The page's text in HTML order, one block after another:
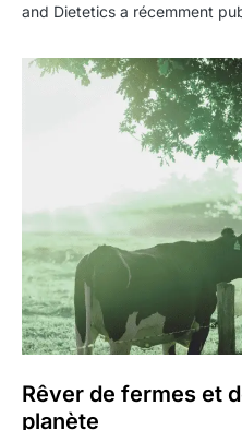
and Dietetics a récemment
Rêver de fermes et
planète